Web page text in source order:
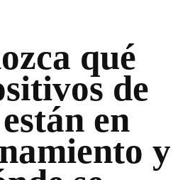
qué
de
en
y